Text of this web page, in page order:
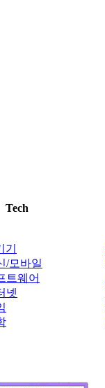
Tech
기
/모바일
트웨어
넷